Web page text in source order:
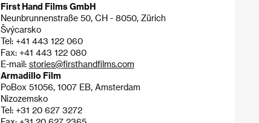
First Hand Films GmbH
Neunbrunnenstraße 50, CH - 8050, Zürich
Švýcarsko
Tel: +41 443 122 060
Fax: +41 443 122 080
E-mail: stories@firsthandfilms.com
Armadillo Film
PoBox 51056, 1007 EB, Amsterdam
Nizozemsko
Tel: +31 20 627 3272